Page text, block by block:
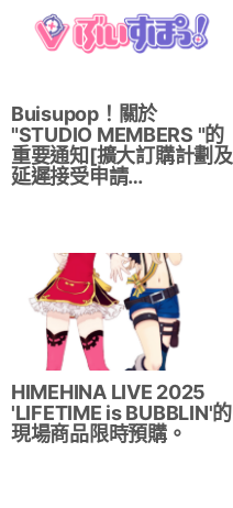
Buisupop！關於
"STUDIO MEMBERS "的
重要通知[擴大訂購計劃及
延遲接受申請…
HIMEHINA LIVE 2025
'LIFETIME is BUBBLIN'的
現場商品限時預購。